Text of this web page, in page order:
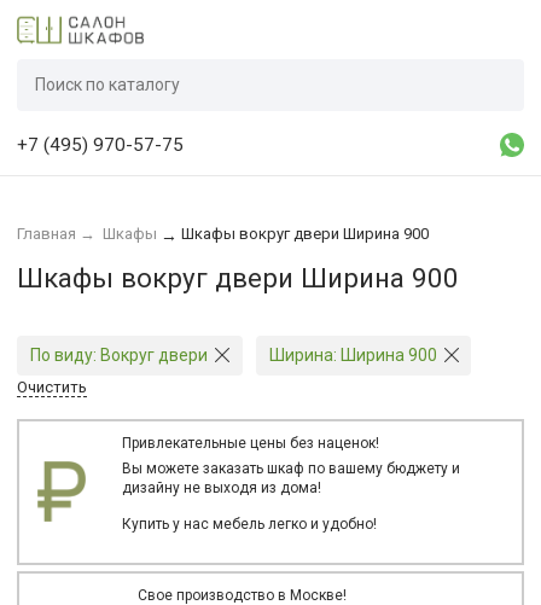
+7 (495) 970-57-75
Главная → Шкафы → Шкафы вокруг двери Ширина 900
Шкафы вокруг двери Ширина 900
По виду: Вокруг двери Ширина: Ширина 900
Очистить
Привлекательные цены без наценок!
Вы можете заказать шкаф по вашему бюджету и
дизайну не выходя из дома!
Купить у нас мебель легко и удобно!
Свое производство в Москве!